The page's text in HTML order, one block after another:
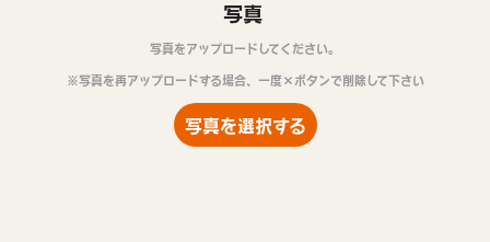
写真
写真をアップロードしてください。
※写真を再アップロードする場合、一度×ボタンで削除して下さい
写真を選択する